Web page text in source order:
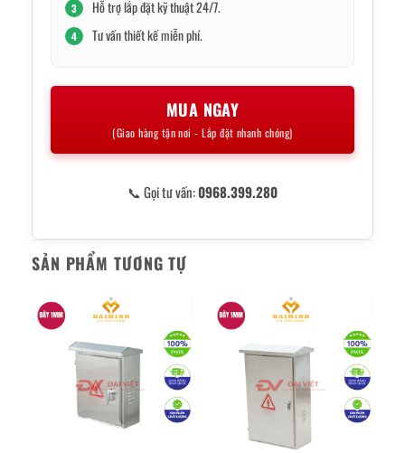
3 Hỗ trợ lắp đặt kỹ thuật 24/7.
4 Tư vấn thiết kế miễn phí.
MUA NGAY
(Giao hàng tận nơi - Lắp đặt nhanh chóng)
📞 Gọi tư vấn:0968.399.280
SẢN PHẨM TƯƠNG TỰ